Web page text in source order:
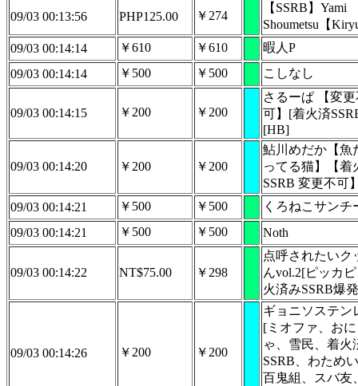
09/03 00:13:56 PHP125.00 ￥274
【SSRB】Yami
Shoumetsu【
09/03 00:14:14
￥610 ￥610
暇人P
09/03 00:14:14
￥500 ￥500 こしなし
09/03 00:14:15 ￥200 ￥200
さるーぱ 【変
可】[着火済
[HB]
09/03 00:14:20 ￥200 ￥200
鮎川めだか【魚
ってる猫】【着
SSRB 変更不可
09/03 00:14:21
￥500 ￥500
くろねこサンチ
09/03 00:14:21
￥500 ￥500 Noth
09/03 00:14:22 NT$75.00 ￥298
点呼されたいク
んvol.2[ピッカ
火済みSSRB爆
09/03 00:14:26 ￥200 ￥200
ギョニソステン
[ミオファ、お
ゃ、雪民、着火
SSRB、わため
百鬼組、スバ友